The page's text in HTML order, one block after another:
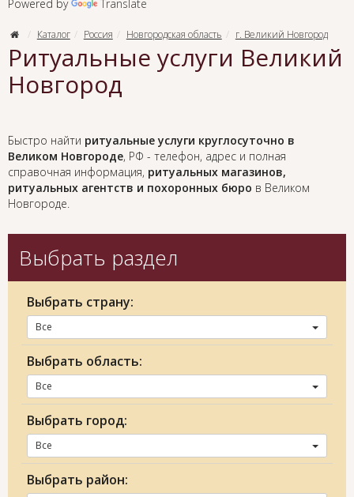
Powered by Translate
Каталог Россия Новгородская область г. Великий Новгород
Ритуальные услуги Великий
Новгород
Быстро найти ритуальные услуги круглосуточно в
Великом Новгороде, РФ - телефон, адрес и полная
справочная информация, ритуальных магазинов,
ритуальных агентств и похоронных бюро в Великом
Новгороде.
Выбрать раздел
Выбрать страну:
Все
Выбрать область:
Все
Выбрать город:
Все
Выбрать район: